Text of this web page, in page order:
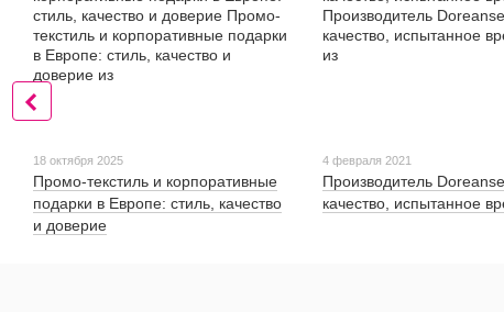
18 октября 2025
Промо-текстиль и корпоративные
подарки в Европе: стиль, качество
и доверие
4 февраля 2021
Производитель
качество, испытанное